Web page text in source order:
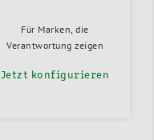
Für Marken, die
Verantwortung zeigen
Jetzt konfigurieren